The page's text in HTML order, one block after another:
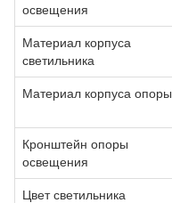
освещения
Материал корпуса
светильника
Материал корпуса опоры
Кронштейн опоры
освещения
Цвет светильника